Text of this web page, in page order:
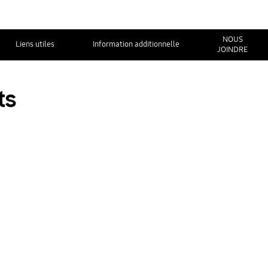
Liens utiles Information additionnelle
NOUS
JOINDRE